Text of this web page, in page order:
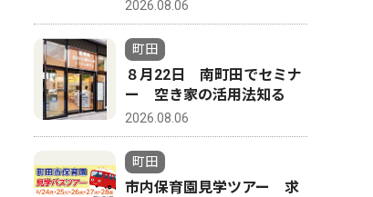
2026.08.06
町田
８月22日 南町田でセミナ
ー 空き家の活用法知る
2026.08.06
町田
市内保育園見学ツアー 求